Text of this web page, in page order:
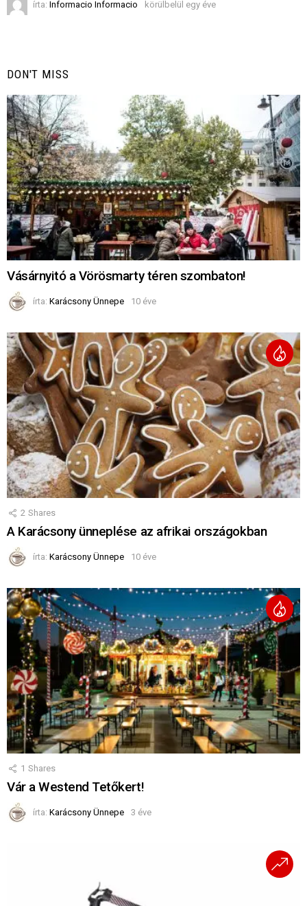
írta: Informacio Informacio körülbelül egy éve
DON'T MISS
Vásárnyitó a Vörösmarty téren szombaton!
írta: Karácsony Ünnepe 10 éve
2 Shares
A Karácsony ünneplése az afrikai országokban
írta: Karácsony Ünnepe 10 éve
1 Shares
Vár a Westend Tetőkert!
írta: Karácsony Ünnepe 3 éve